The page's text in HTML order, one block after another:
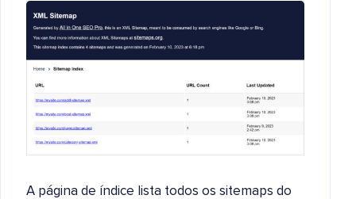
A página de índice lista todos os sitemaps do